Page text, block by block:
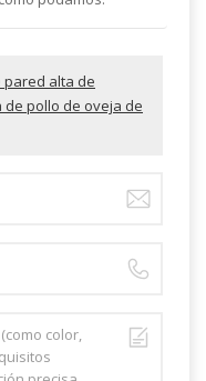
pared alta de
pollo de oveja de